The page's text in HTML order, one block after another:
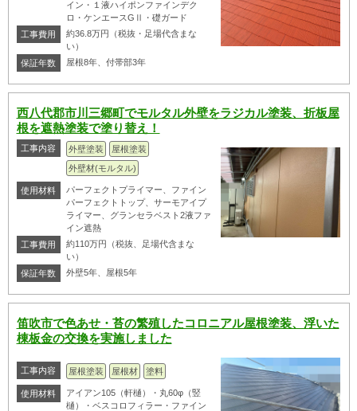
イン・１液ハイポンファインデク
ロ・ケンエースGⅡ・礎ガード
工事費用
約36.8万円（税抜・足場代含まな
い）
保証年数
屋根8年、付帯部3年
西八代郡市川三郷町でモルタル外壁をラジカル塗装、折板屋
根を遮熱塗装で塗り替え！
工事内容 外壁塗装
屋根塗装
外壁材(モルタル)
使用材料
パーフェクトプライマー、ファイン
パーフェクトトップ、サーモアイプ
ライマー、グランセラベスト2液ファ
イン遮熱
工事費用
約110万円（税抜、足場代含まな
い）
保証年数
外壁5年、屋根5年
笛吹市で色あせ・苔の繁殖したコロニアル屋根塗装、浮いた
棟板金の交換を実施しました
工事内容 屋根塗装 屋根材 塗料
使用材料
アイアン105（軒樋）・丸60φ（竪
樋）・ベスコロフィラー・ファイン